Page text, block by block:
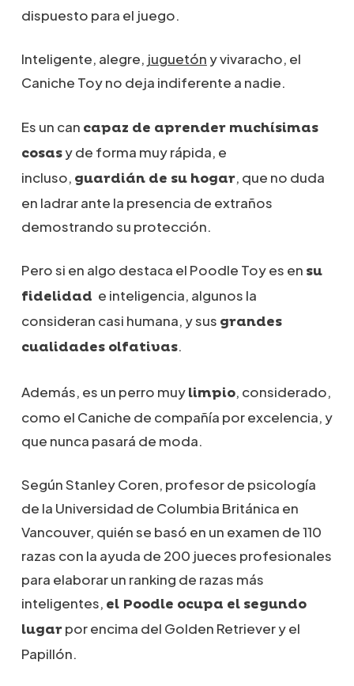
dispuesto para el juego.
Inteligente, alegre, juguetóny vivaracho, el
Caniche Toy no deja indiferente a nadie.
Es un can capaz de aprender muchísimas
cosasy de forma muy rápida, e
incluso, guardián de su hogar, que no duda
en ladrar ante la presencia de extraños
demostrando su protección.
Pero si en algo destaca el Poodle Toy es en su
fidelidad e inteligencia, algunos la
consideran casi humana, y sus grandes
cualidades olfativas.
Además, es un perro muylimpio, considerado,
como el Caniche de compañía por excelencia, y
que nunca pasará de moda.
Según Stanley Coren, profesor de psicología
de la Universidad de Columbia Británica en
Vancouver, quién se basó en un examen de 110
razas con la ayuda de 200 jueces profesionales
para elaborar un ranking de razas más
inteligentes, el Poodle ocupa el segundo
lugarpor encima del Golden Retriever y el
Papillón.